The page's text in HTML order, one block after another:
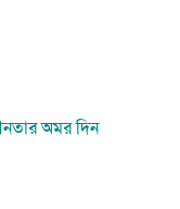
অমর দিন